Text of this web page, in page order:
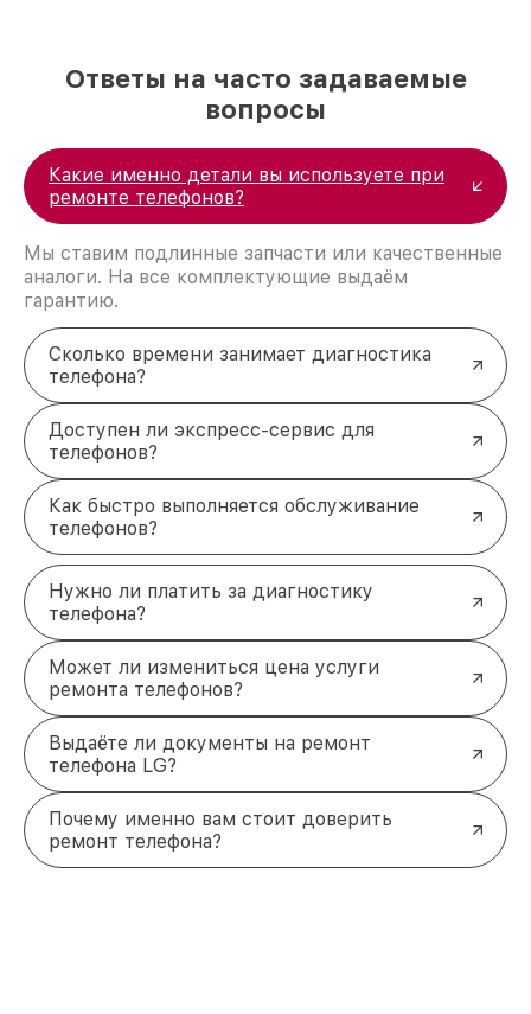
Ответы на часто задаваемые
вопросы
Какие именно детали вы используете при
ремонте телефонов?
Мы ставим подлинные запчасти или качественные
аналоги. На все комплектующие выдаём
гарантию.
Сколько времени занимает диагностика
телефона?
Доступен ли экспресс-сервис для
телефонов?
Как быстро выполняется обслуживание
телефонов?
Нужно ли платить за диагностику
телефона?
Может ли измениться цена услуги
ремонта телефонов?
Выдаёте ли документы на ремонт
телефона LG?
Почему именно вам стоит доверить
ремонт телефона?